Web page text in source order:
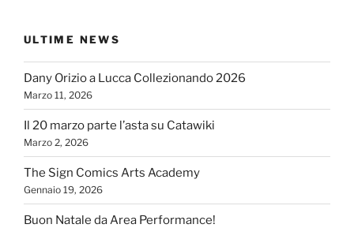
ULTIME NEWS
Dany Orizio a Lucca Collezionando 2026
Marzo 11, 2026
Il 20 marzo parte l’asta su Catawiki
Marzo 2, 2026
The Sign Comics Arts Academy
Gennaio 19, 2026
Buon Natale da Area Performance!